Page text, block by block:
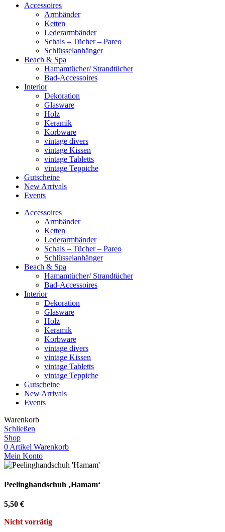
Accessoires
Armbänder
Ketten
Lederarmbänder
Schals – Tücher – Pareo
Schlüsselanhänger
Beach & Spa
Hamamtücher/ Strandtücher
Bad-Accessoires
Interior
Dekoration
Glasware
Holz
Keramik
Korbware
vintage divers
vintage Kissen
vintage Tabletts
vintage Teppiche
Gutscheine
New Arrivals
Events
Accessoires
Armbänder
Ketten
Lederarmbänder
Schals – Tücher – Pareo
Schlüsselanhänger
Beach & Spa
Hamamtücher/ Strandtücher
Bad-Accessoires
Interior
Dekoration
Glasware
Holz
Keramik
Korbware
vintage divers
vintage Kissen
vintage Tabletts
vintage Teppiche
Gutscheine
New Arrivals
Events
Warenkorb
Schließen
Shop
0 Artikel Warenkorb
Mein Konto
Peelinghandschuh ‚Hamam‘
5,50 €
Nicht vorrätig